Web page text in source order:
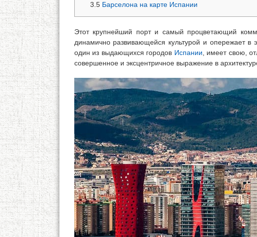
3.5Барселона на карте Испании
Этот крупнейший порт и самый процветающий
динамично развивающейся культурой и опережает
один из выдающихся городов Испании , имеет свою,
совершенное и эксцентричное выражение в